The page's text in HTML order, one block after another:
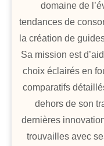
domaine de
tendances de
la création de
Sa mission est
choix éclairés en
comparatifs
dehors de son
dernières
trouvailles avec